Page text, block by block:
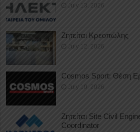
July 13, 2026
Ζητείται Κρεοπώλης
July 12, 2026
Cosmos Sport: Θέση
July 10, 2026
Ζητείται Site Civil
Coordinator